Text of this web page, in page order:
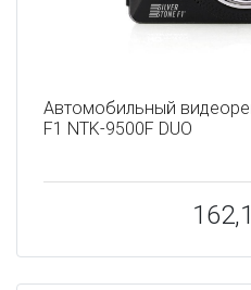
Автомобильный
F1 NTK-9500F DUO